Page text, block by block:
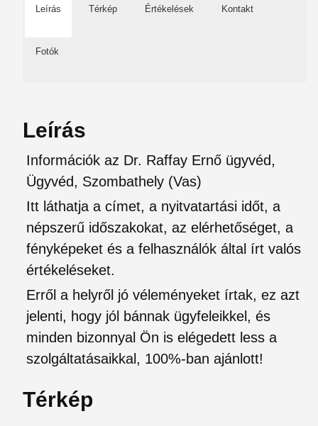
Leírás Térkép Értékelések Kontakt
Fotók
Leírás
Információk az Dr. Raffay Ernő ügyvéd,
Ügyvéd, Szombathely (Vas)
Itt láthatja a címet, a nyitvatartási időt, a
népszerű időszakokat, az elérhetőséget, a
fényképeket és a felhasználók által írt valós
értékeléseket.
Erről a helyről jó véleményeket írtak, ez azt
jelenti, hogy jól bánnak ügyfeleikkel, és
minden bizonnyal Ön is elégedett less a
szolgáltatásaikkal, 100%-ban ajánlott!
Térkép